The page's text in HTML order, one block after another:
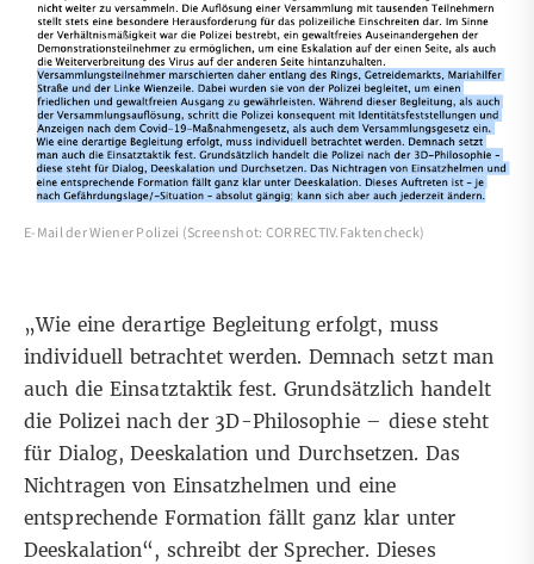
E-Mail der Wiener Polizei (Screenshot: CORRECTIV.Faktencheck)
„Wie eine derartige Begleitung erfolgt, muss
individuell betrachtet werden. Demnach setzt man
auch die Einsatztaktik fest. Grundsätzlich handelt
die Polizei nach der 3D-Philosophie – diese steht
für Dialog, Deeskalation und Durchsetzen. Das
Nichtragen von Einsatzhelmen und eine
entsprechende Formation fällt ganz klar unter
Deeskalation“, schreibt der Sprecher.Dieses